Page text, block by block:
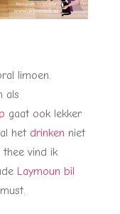
limoen.
als
gaat ook lekker
het drinken niet
vind ik
Laymoun bil